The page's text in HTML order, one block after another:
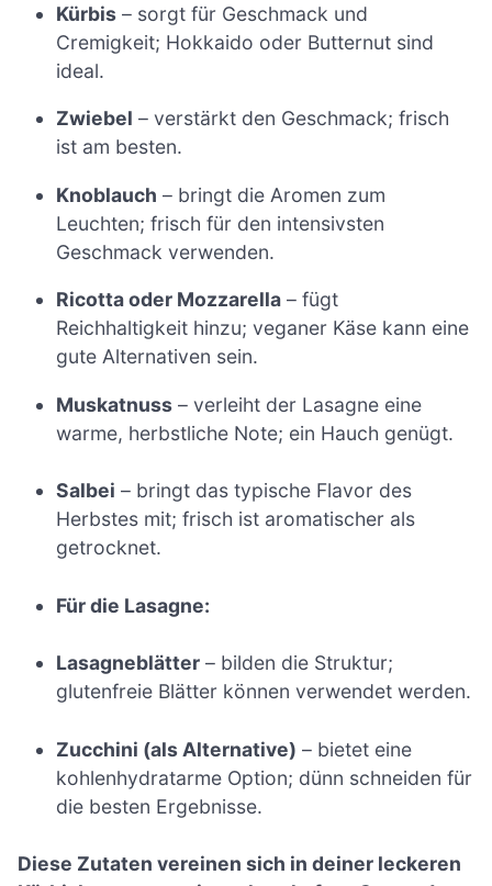
Kürbis – sorgt für Geschmack und
Cremigkeit; Hokkaido oder Butternut sind
ideal.
Zwiebel – verstärkt den Geschmack; frisch
ist am besten.
Knoblauch – bringt die Aromen zum
Leuchten; frisch für den intensivsten
Geschmack verwenden.
Ricotta oder Mozzarella – fügt
Reichhaltigkeit hinzu; veganer Käse kann eine
gute Alternativen sein.
Muskatnuss – verleiht der Lasagne eine
warme, herbstliche Note; ein Hauch genügt.
Salbei – bringt das typische Flavor des
Herbstes mit; frisch ist aromatischer als
getrocknet.
Für die Lasagne:
Lasagneblätter – bilden die Struktur;
glutenfreie Blätter können verwendet werden.
Zucchini (als Alternative) – bietet eine
kohlenhydratarme Option; dünn schneiden für
die besten Ergebnisse.
Diese Zutaten vereinen sich in deiner leckeren